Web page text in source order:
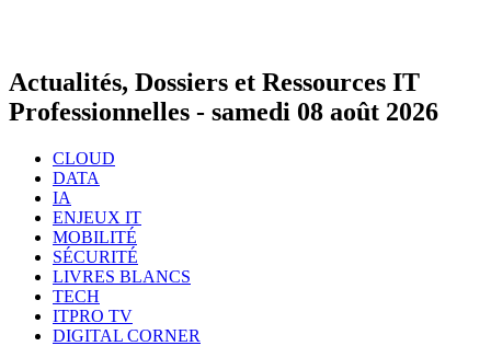
Actualités, Dossiers et Ressources IT
Professionnelles - samedi 08 août 2026
CLOUD
DATA
IA
ENJEUX IT
MOBILITÉ
SÉCURITÉ
LIVRES BLANCS
TECH
ITPRO TV
DIGITAL CORNER